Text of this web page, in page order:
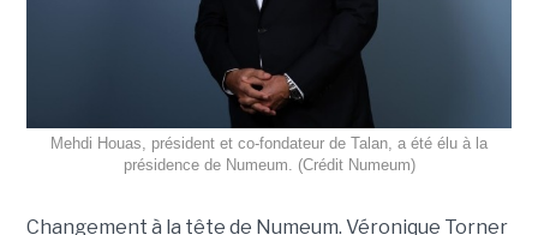
Mehdi Houas, président et co-fondateur de Talan, a été élu à la
présidence de Numeum. (Crédit Numeum)
Changement à la tête de Numeum. Véronique Torner